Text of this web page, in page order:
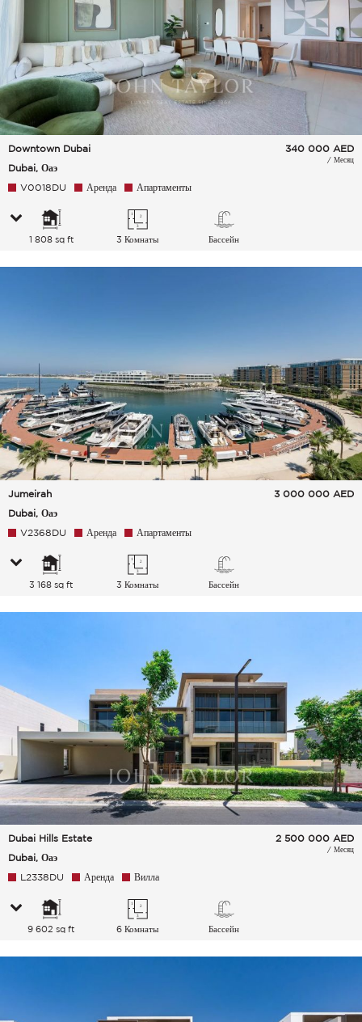
Downtown Dubai
Dubai, Оаэ
340 000 AED
/ Месяц
V0018DU Аренда Апартаменты
1 808 sq ft 3 Комнаты Бассейн
Jumeirah
Dubai, Оаэ
3 000 000 AED
V2368DU Аренда Апартаменты
3 168 sq ft 3 Комнаты Бассейн
Dubai Hills Estate
Dubai, Оаэ
2 500 000 AED
/ Месяц
L2338DU Аренда Вилла
9 602 sq ft 6 Комнаты Бассейн